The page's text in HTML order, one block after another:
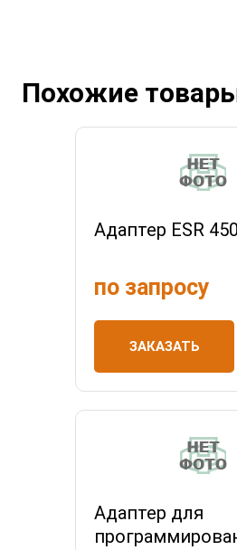
Похожие
Адаптер ESR
по запросу
ЗАКАЗАТЬ
Адаптер для